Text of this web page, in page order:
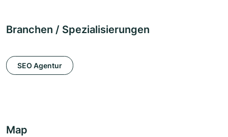
Branchen / Spezialisierungen
SEO Agentur
Map